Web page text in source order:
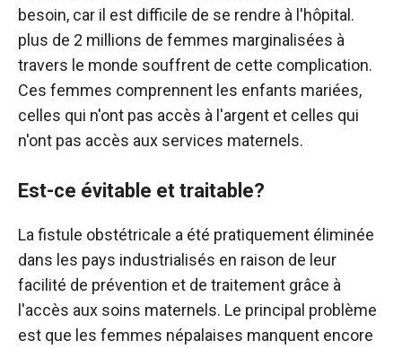
besoin, car il est difficile de se rendre à l'hôpital.
plus de 2 millions de femmes marginalisées à
travers le monde souffrent de cette complication.
Ces femmes comprennent les enfants mariées,
celles qui n'ont pas accès à l'argent et celles qui
n'ont pas accès aux services maternels.
Est-ce évitable et traitable?
La fistule obstétricale a été pratiquement éliminée
dans les pays industrialisés en raison de leur
facilité de prévention et de traitement grâce à
l'accès aux soins maternels. Le principal problème
est que les femmes népalaises manquent encore